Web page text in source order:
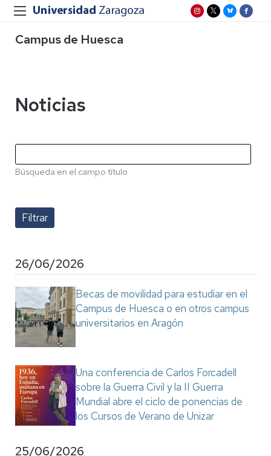
Campus de Huesca
Noticias
Búsqueda en el campo título
26/06/2026
Becas de movilidad para estudiar en el
Campus de Huesca o en otros campus
universitarios en Aragón
Una conferencia de Carlos Forcadell
sobre la Guerra Civil y la II Guerra
Mundial abre el ciclo de ponencias de
los Cursos de Verano de Unizar
25/06/2026